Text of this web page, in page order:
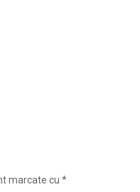
marcate cu *